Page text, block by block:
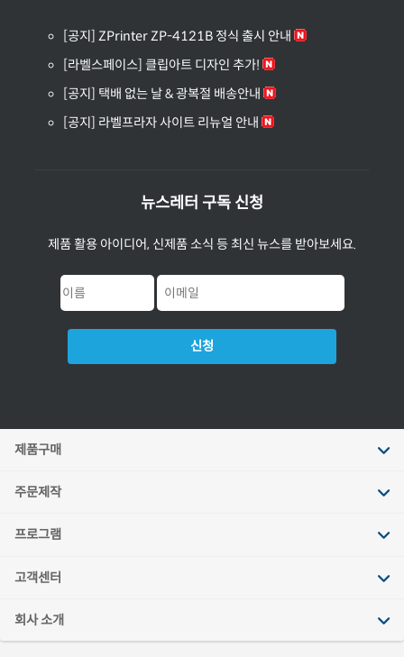
[공지] ZPrinter ZP-4121B 정식 출시 안내
[라벨스페이스] 클립아트 디자인 추가!
[공지] 택배 없는 날 & 광복절 배송안내
[공지] 라벨프라자 사이트 리뉴얼 안내
뉴스레터 구독 신청
제품 활용 아이디어, 신제품 소식 등 최신 뉴스를 받아보세요.
신청
제품구매
주문제작
프로그램
고객센터
회사 소개